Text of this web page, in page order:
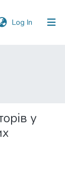
Log In (current)
у